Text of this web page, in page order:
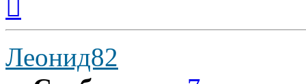
началу
Леонид82